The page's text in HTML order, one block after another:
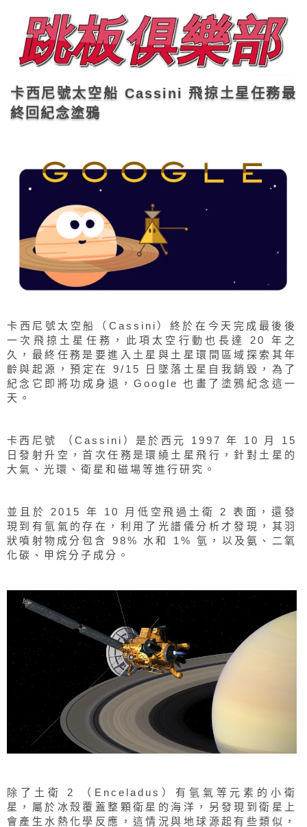
卡西尼號太空船 Cassini 飛掠土星任務最
終回紀念塗鴉
卡西尼號太空船（Cassini）終於在今天完成最後後
一次飛掠土星任務，此項太空行動也長達 20 年之
久，最終任務是要進入土星與土星環間區域探索其年
齡與起源，預定在 9/15 日墜落土星自我銷毀，為了
紀念它即將功成身退，Google 也畫了塗鴉紀念這一
天。
卡西尼號 （Cassini）是於西元 1997 年 10 月 15
日發射升空，首次任務是環繞土星飛行，針對土星的
大氣、光環、衛星和磁場等進行研究。
並且於 2015 年 10 月低空飛過土衛 2 表面，還發
現到有氫氣的存在，利用了光譜儀分析才發現，其羽
狀噴射物成分包含 98% 水和 1% 氫，以及氨、二氧
化碳、甲烷分子成分。
除了土衛 2 （Enceladus）有氫氣等元素的小衛
星，屬於冰殼覆蓋整顆衛星的海洋，另發現到衛星上
會產生水熱化學反應，這情況與地球源起有些類似，